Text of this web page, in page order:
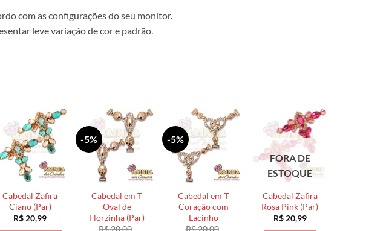
com as configurações do seu monitor.
leve variação de cor e padrão.
Cabedal Zafira
Ciano (Par)
R$ 20,99
-5%
Cabedal em T
Oval de
Florzinha (Par)
-5%
Cabedal em T
Coração com
Lacinho
FORA DE
ESTOQUE
Cabedal Zafira
Rosa Pink (Par)
R$20,99